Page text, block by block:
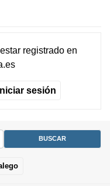
estar registradoen
sesión